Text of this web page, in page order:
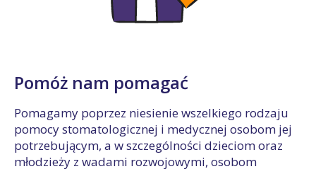
Pomóż nam pomagać
Pomagamy poprzez niesienie wszelkiego rodzaju
pomocy stomatologicznej i medycznej osobom jej
potrzebującym, a w szczególności dzieciom oraz
młodzieży z wadami rozwojowymi, osobom